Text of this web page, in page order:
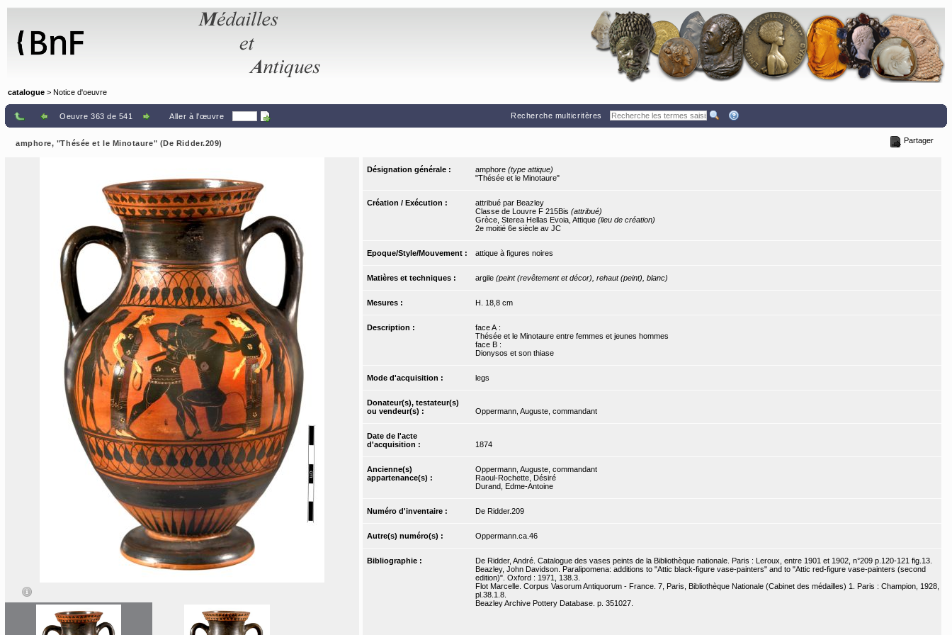
catalogue > Notice d'oeuvre
Oeuvre 363 de 541 Aller à l'œuvre Recherche multicritères
amphore, "Thésée et le Minotaure" (De Ridder.209) Partager
Désignation générale : amphore (type attique)
"Thésée et le Minotaure"
Création / Exécution :
attribué par Beazley
Classe de Louvre F 215Bis (attribué)
Grèce, Sterea Hellas Evoia, Attique (lieu de création)
2e moitié 6e siècle av JC
Epoque/Style/Mouvement : attique à figures noires
Matières et techniques : argile (peint (revêtement et décor), rehaut (peint), blanc)
Mesures : H. 18,8 cm
Description :
face A :
Thésée et le Minotaure entre femmes et jeunes hommes
face B :
Dionysos et son thiase
Mode d'acquisition : legs
Donateur(s), testateur(s)
ou vendeur(s) :
Oppermann, Auguste, commandant
Date de l'acte
d'acquisition :
1874
Ancienne(s)
appartenance(s) :
Oppermann, Auguste, commandant
Raoul-Rochette, Désiré
Durand, Edme-Antoine
Numéro d'inventaire : De Ridder.209
Autre(s) numéro(s) : Oppermann.ca.46
Bibliographie :
De Ridder, André. Catalogue des vases peints de la Bibliothèque nationale. Paris : Leroux, entre 1901 et 1902, n°209 p.120-121 fig.13.
Beazley, John Davidson. Paralipomena: additions to "Attic black-figure vase-painters" and to "Attic red-figure vase-painters (second
edition)". Oxford : 1971, 138.3.
Flot Marcelle. Corpus Vasorum Antiquorum - France. 7, Paris, Bibliothèque Nationale (Cabinet des médailles) 1. Paris : Champion, 1928,
pl.38.1.8.
Beazley Archive Pottery Database. p. 351027.